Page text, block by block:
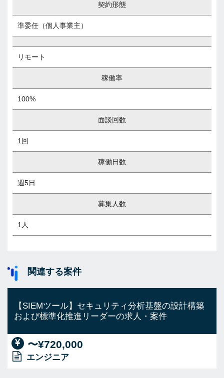
契約形態
準委任（個人事業主）
リモート
稼働率
100%
面談回数
1回
稼働日数
週5日
募集人数
1人
関連する案件
【SIEMツール】セキュリティ分析基盤の設計構築
および標準化推進リーダーの求人・案件
〜¥720,000
エンジニア